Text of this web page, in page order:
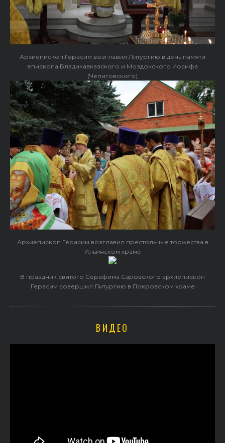
Архиепископ Герасим возглавил Литургию в день памяти
епископа Владикавказского и Моздокского Иосифа
(Чепиговского)
Архиепископ Герасим возглавил престольные торжества в
Ильинском храме
В праздник святого Серафима Саровского архиепископ
Герасим совершил Литургию в Покровском храме
ВИДЕО